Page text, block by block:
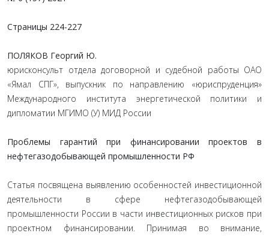
Страницы 224-227
ПОЛЯКОВ Георгий Ю.
юрисконсульт отдела договорной и судебной работы ОАО
«Ямал СПГ», выпускник по направлению «юриспруденция»
Международного института энергетической политики и
дипломатии МГИМО (У) МИД России
Проблемы гарантий при финансировании проектов в
нефтегазодобывающей промышленности РФ
Статья посвящена выявлению особенностей инвестиционной
деятельности в сфере нефтегазодобывающей
промышленности России в части инвестиционных рисков при
проектном финансировании. Принимая во внимание,